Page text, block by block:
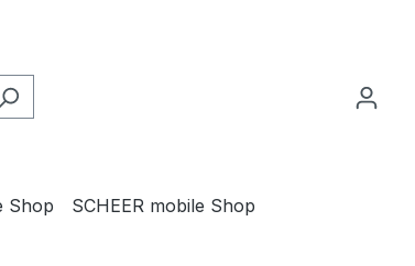
Shop SCHEER mobile Shop